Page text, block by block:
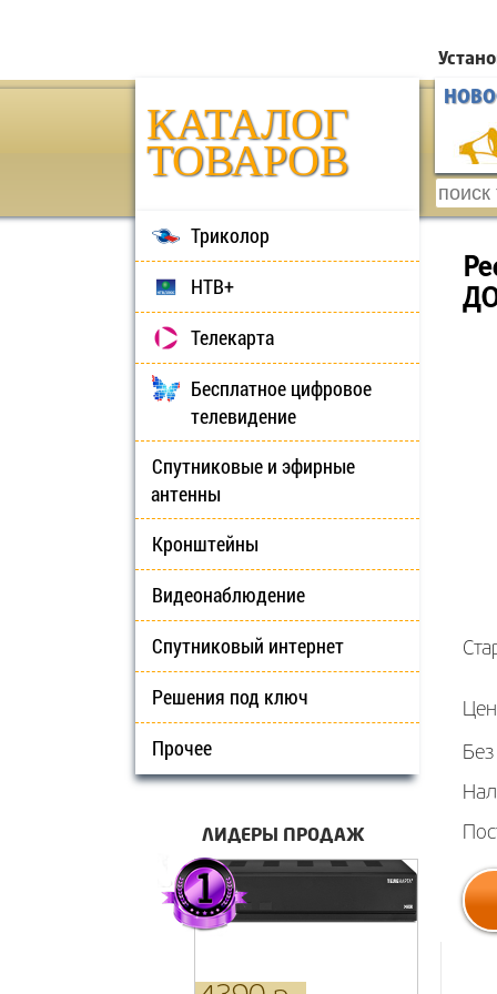
КАТАЛОГ
ТОВАРОВ
Триколор
НТВ+
Телекарта
Бесплатное цифровое
телевидение
Спутниковые и эфирные
антенны
Кронштейны
Видеонаблюдение
Спутниковый интернет
Решения под ключ
Прочее
ЛИДЕРЫ ПРОДАЖ